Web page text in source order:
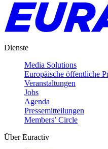
Dienste
Media Solutions
Europäische öffentliche
Veranstaltungen
Jobs
Agenda
Pressemitteilungen
Members’ Circle
Über Euractiv